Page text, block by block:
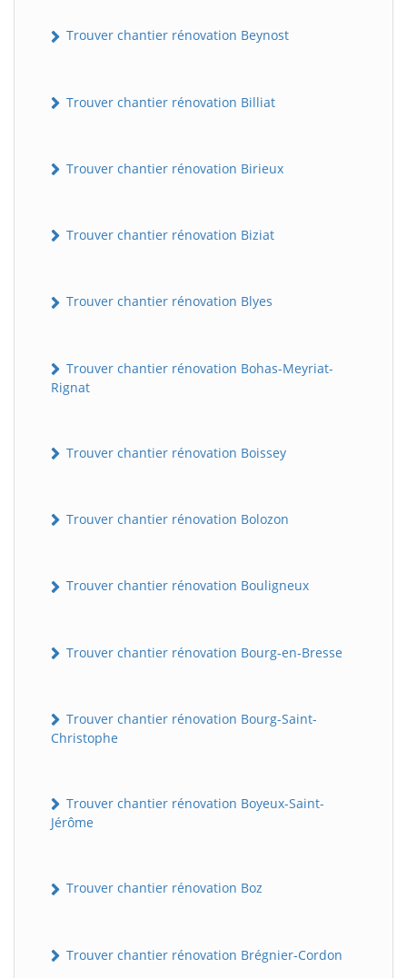
Trouver chantier rénovation Beynost
Trouver chantier rénovation Billiat
Trouver chantier rénovation Birieux
Trouver chantier rénovation Biziat
Trouver chantier rénovation Blyes
Trouver chantier rénovation Bohas-Meyriat-
Rignat
Trouver chantier rénovation Boissey
Trouver chantier rénovation Bolozon
Trouver chantier rénovation Bouligneux
Trouver chantier rénovation Bourg-en-Bresse
Trouver chantier rénovation Bourg-Saint-
Christophe
Trouver chantier rénovation Boyeux-Saint-
Jérôme
Trouver chantier rénovation Boz
Trouver chantier rénovation Brégnier-Cordon